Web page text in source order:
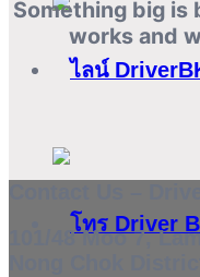
Something big is
works and
101/48 Moo 7,